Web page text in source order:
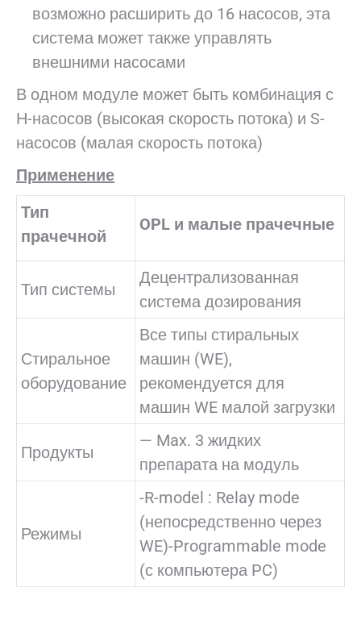
возможно расширить до 16 насосов, эта
система может также управлять
внешними насосами
В одном модуле может быть комбинация с
Н-насосов (высокая скорость потока) и S-
насосов (малая скорость потока)
Применение
Тип
прачечной
OPL и малые прачечные
Тип системы
Децентрализованная
система дозирования
Стиральное
оборудование
Все типы стиральных
машин (WE),
рекомендуется для
машин WE малой загрузки
Продукты
— Max. 3 жидких
препарата на модуль
Режимы
-R-model : Relay mode
(непосредственно через
WE)-Programmable mode
(с компьютера PC)